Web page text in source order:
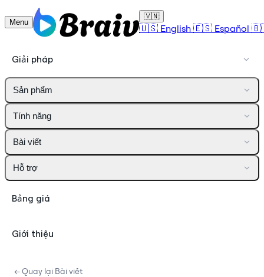
Menu
🇻🇳
🇺🇸 English 🇪🇸 Español
Giải pháp
Sản phẩm
Tính năng
Bài viết
Hỗ trợ
Bảng giá
Giới thiệu
← Quay lại Bài viết